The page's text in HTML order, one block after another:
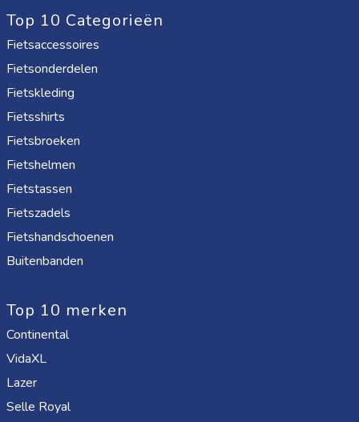
Top 10 Categorieën
Fietsaccessoires
Fietsonderdelen
Fietskleding
Fietsshirts
Fietsbroeken
Fietshelmen
Fietstassen
Fietszadels
Fietshandschoenen
Buitenbanden
Top 10 merken
Continental
VidaXL
Lazer
Selle Royal